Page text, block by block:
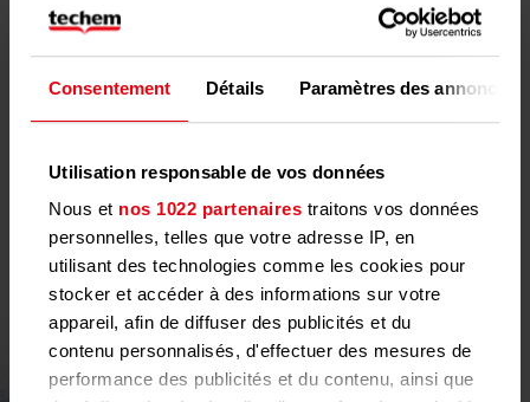
Consentement Détails Paramètres des annonces
Utilisation responsable de vos données
Nous et nos 1022 partenaires traitons vos données
personnelles, telles que votre adresse IP, en
utilisant des technologies comme les cookies pour
stocker et accéder à des informations sur votre
appareil, afin de diffuser des publicités et du
contenu personnalisés, d'effectuer des mesures de
performance des publicités et du contenu, ainsi que
Comment préparer au mieux mon appartement
économisez de l'énergie toute
l'année